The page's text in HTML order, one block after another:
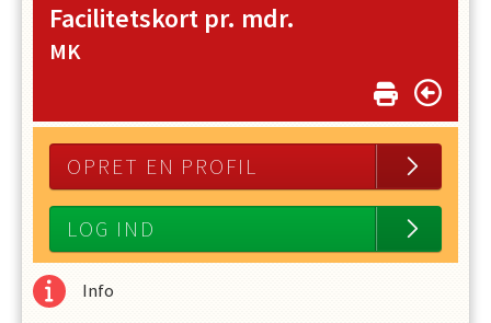
Facilitetskort pr. mdr.
MK
OPRET EN PROFIL
LOG IND
Info